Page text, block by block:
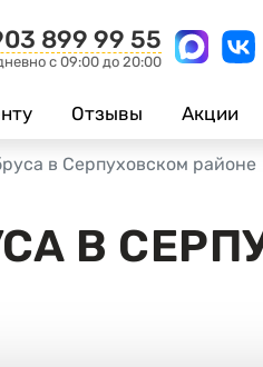
899 99 55
c 09:00 до 20:00
Отзывы Акции
в Серпуховском районе
В